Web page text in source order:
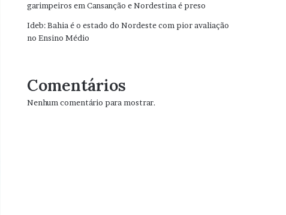
garimpeiros em Cansanção e Nordestina é preso
Ideb: Bahia é o estado do Nordeste com pior avaliação
no Ensino Médio
Comentários
Nenhum comentário para mostrar.